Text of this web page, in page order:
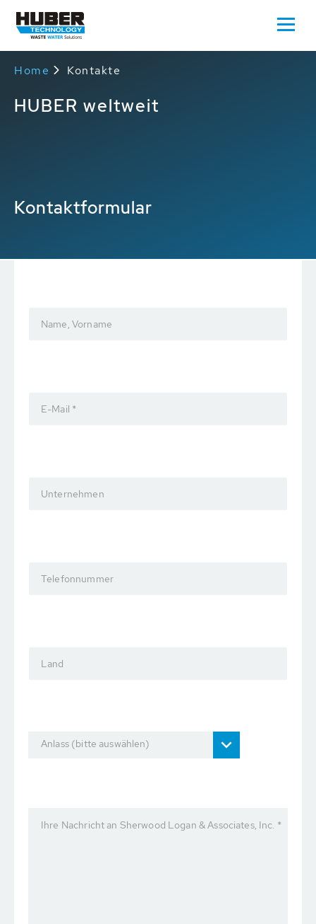
Home Kontakte
HUBER weltweit
Kontaktformular
Name, Vorname
E-Mail *
Unternehmen
Telefonnummer
Land
Anlass (bitte auswählen)
Ihre Nachricht an Sherwood Logan & Associates, Inc. *